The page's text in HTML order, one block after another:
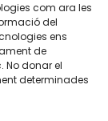
com ara les
del
ens
de
No donar el
determinades